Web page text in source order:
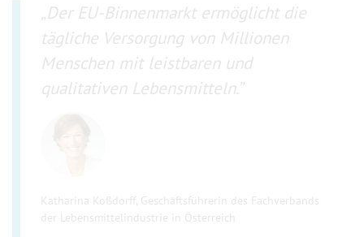
Der EU-Binnenmarkt ermöglicht die
tägliche Versorgung von Millionen
Menschen mit leistbaren und
qualitativen Lebensmitteln.
Katharina Koßdorff, Geschäftsführerin des Fachverbands
der Lebensmittelindustrie in Österreich